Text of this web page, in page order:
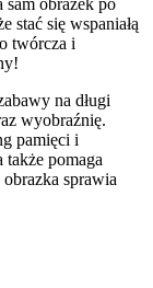
sam obrazek po
stać się wspaniałą
twórcza i
na długi
wyobraźnię.
pamięci i
pomaga
sprawia